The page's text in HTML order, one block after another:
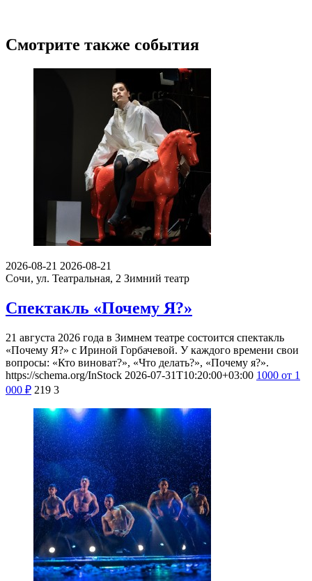
Смотрите также события
2026-08-21 2026-08-21
Сочи, ул. Театральная, 2 Зимний театр
Спектакль «Почему Я?»
21 августа 2026 года в Зимнем театре состоится спектакль
«Почему Я?» с Ириной Горбачевой. У каждого времени свои
вопросы: «Кто виноват?», «Что делать?», «Почему я?».
https://schema.org/InStock 2026-07-31T10:20:00+03:00 1000 от 1
000 ₽ 219 3